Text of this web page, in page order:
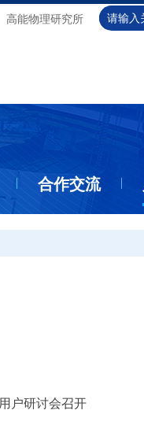
高能物理研究所
合作交流
户研讨会召开